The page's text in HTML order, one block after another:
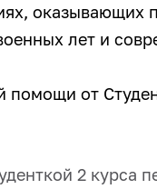
оказывающих
лет и
от
2 курса